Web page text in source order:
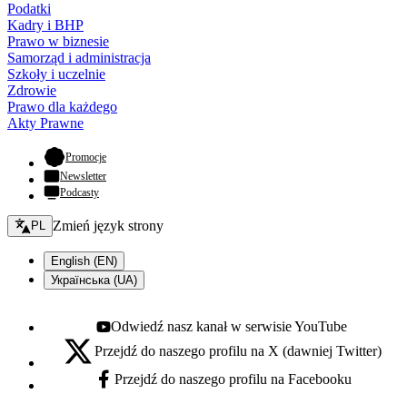
Podatki
Kadry i BHP
Prawo w biznesie
Samorząd i administracja
Szkoły i uczelnie
Zdrowie
Prawo dla każdego
Akty Prawne
Promocje- otwiera się w nowej karcie
Newsletter
Podcasty
Zmień język - bieżący:
PL Zmień język strony
English (EN)
Українська (UA)
Youtube - otwiera się w nowej karcie
Odwiedź nasz kanał w serwisie YouTube
X - otwiera się w nowej karcie
Przejdź do naszego profilu na X (dawniej Twitter)
Facebook - otwiera się w nowej karcie
Przejdź do naszego profilu na Facebooku